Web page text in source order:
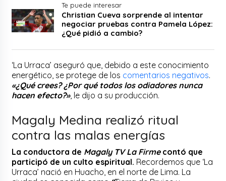
Te puede interesar
Christian Cueva sorprende al intentar
negociar pruebas contra Pamela López:
¿Qué pidió a cambio?
‘La Urraca’ aseguró que, debido a este conocimiento
energético, se protege de los comentarios negativos.
«¿Qué crees? ¿Por qué todos los odiadores nunca
hacen efecto?», le dijo a su producción.
Magaly Medina realizó ritual
contra las malas energías
La conductora de Magaly TV La Firmecontó que
participó de un culto espiritual. Recordemos que ‘La
Urraca’ nació en Huacho, en el norte de Lima. La